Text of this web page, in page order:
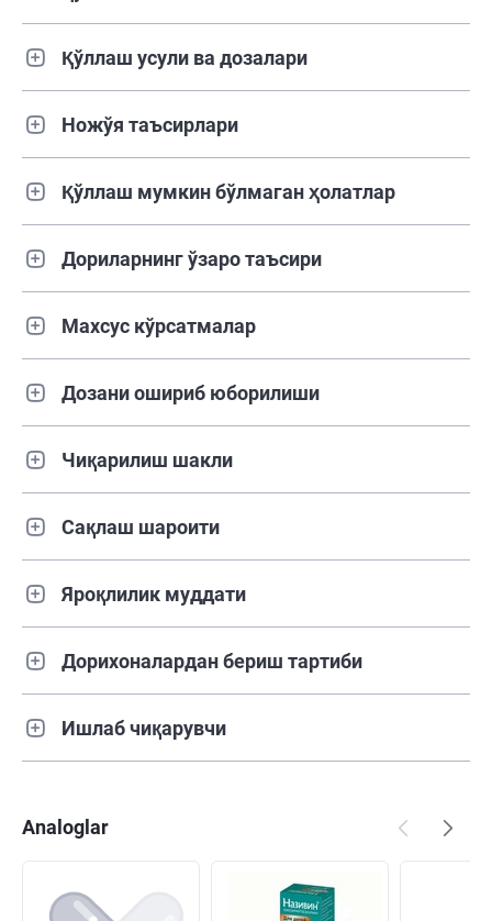
Қўллаш усули ва дозалари
Ножўя таъсирлари
Қўллаш мумкин бўлмаган ҳолатлар
Дориларнинг ўзаро таъсири
Махсус кўрсатмалар
Дозани ошириб юборилиши
Чиқарилиш шакли
Сақлаш шароити
Яроқлилик муддати
Дорихоналардан бериш тартиби
Ишлаб чиқарувчи
Analoglar